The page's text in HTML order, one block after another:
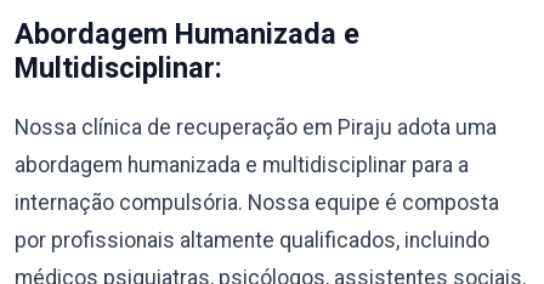
Abordagem Humanizada e
Multidisciplinar:
Nossa clínica de recuperação em Piraju adota uma
abordagem humanizada e multidisciplinar para a
internação compulsória. Nossa equipe é composta
por profissionais altamente qualificados, incluindo
médicos psiquiatras, psicólogos, assistentes sociais,